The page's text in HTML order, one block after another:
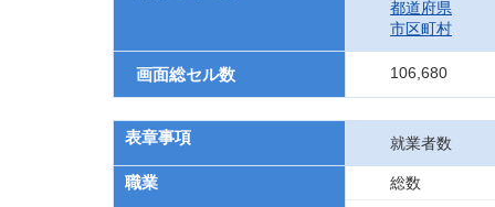
都道府県
市区町村
画面総セル数 106,680
表章事項 就業者数
職業 総数